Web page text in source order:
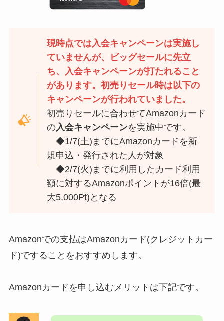
現時点では入会キャンペーンは実施し
ていませんが、ビッグセールに先立
ち、入会キャンペーンが打たれること
があります。初売りセール時は以下の
キャンペーンが行われていました。
初売りセールに合わせてAmazonカード
の入会キャンペーンを実施中です。
◆1/7(土)までにAmazonカードを新
規申込・発行された人が対象
◆2/7(火)までに利用したカード利用
額に対するAmazonポイントが16倍(最
大5,000Pt)となる
Amazonでの支払はAmazonカード(クレジットカー
ド)ですることをおすすめします。
Amazonカードを申し込むメリットは下記です。